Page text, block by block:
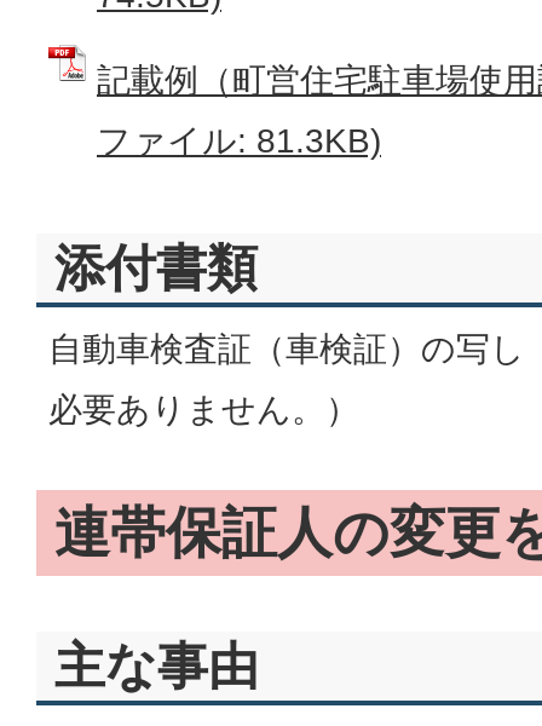
記載例（町営住宅駐車場使
ファイル: 81.3KB)
添付書類
自動車検査証（車検証）の写し
必要ありません。）
連帯保証人の変更
主な事由